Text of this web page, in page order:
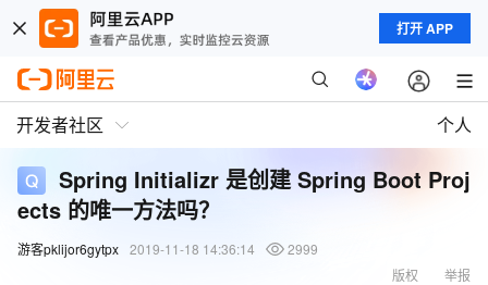
打开 APP
开发者社区 个人
Spring Initializr 是创建 Spring Boot Proj
ects 的唯一方法吗？
游客pklijor6gytpx 2019-11-18 14:36:14
2999
举报
版权